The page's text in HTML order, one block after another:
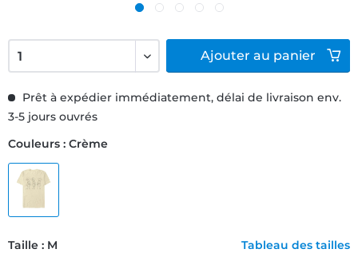
Prêt à expédier immédiatement, délai de livraison env.
3-5 jours ouvrés
Couleurs : Crème
Taille : M Tableau des tailles
Ajouter au panier